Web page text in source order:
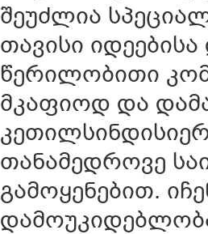
შეუძლია
თავისი
წერილობითი
მკაფიოდ და
თანამედროვე
გამოყენებით.